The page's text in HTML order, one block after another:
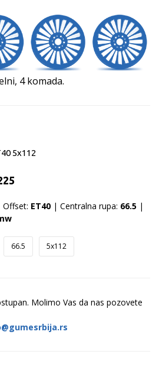
4 komada.
5x112
Offset: ET40 | Centralna rupa: 66.5 |
66.5 5x112
Molimo Vas da nas pozovete